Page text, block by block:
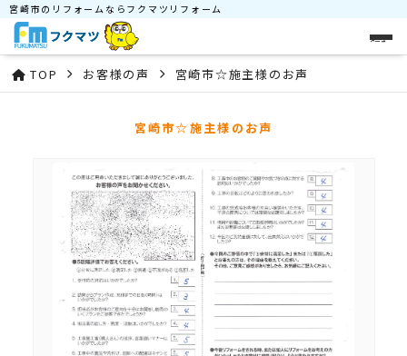
宮崎市のリフォームならフクマツリフォーム
メニュー
TOP お客様の声 宮崎市☆施主様のお声
宮崎市☆施主様のお声